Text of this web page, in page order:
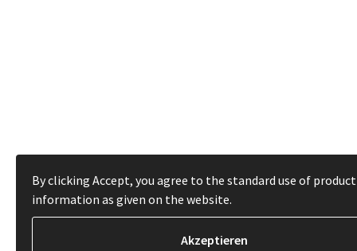
By clicking Accept, you agree to the standard use of product
information as given on the website.